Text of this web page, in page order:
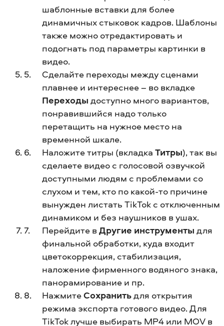
шаблонные вставки для более
динамичных стыковок кадров. Шаблоны
также можно отредактировать и
подогнать под параметры картинки в
видео.
Сделайте переходы между сценами
плавнее и интереснее – во вкладке
Переходы доступно много вариантов,
понравившийся надо только
перетащить на нужное место на
временной шкале.
Наложите титры (вкладка Титры), так вы
сделаете видео с голосовой озвучкой
доступными людям с проблемами со
слухом и тем, кто по какой-то причине
вынужден листать TikTok с отключенным
динамиком и без наушников в ушах.
Перейдите в Другие инструменты для
финальной обработки, куда входит
цветокоррекция, стабилизация,
наложение фирменного водяного знака,
панорамирование и пр.
НажмитеСохранитьдля открытия
режима экспорта готового видео. Для
TikTok лучше выбирать MP4 или MOV в